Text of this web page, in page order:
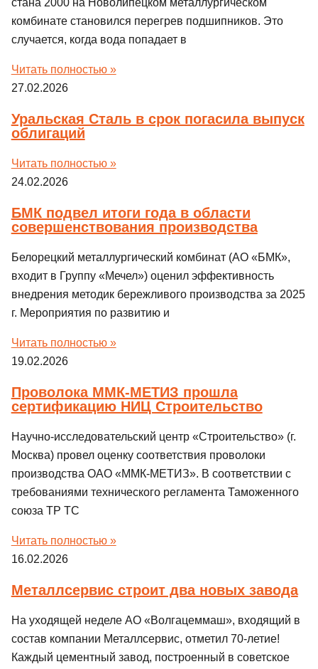
стана 2000 на Новолипецком металлургическом
комбинате становился перегрев подшипников. Это
случается, когда вода попадает в
Читать полностью »
27.02.2026
Уральская Сталь в срок погасила выпуск
облигаций
Читать полностью »
24.02.2026
БМК подвел итоги года в области
совершенствования производства
Белорецкий металлургический комбинат (АО «БМК»,
входит в Группу «Мечел») оценил эффективность
внедрения методик бережливого производства за 2025
г. Мероприятия по развитию и
Читать полностью »
19.02.2026
Проволока ММК-МЕТИЗ прошла
сертификацию НИЦ Строительство
Научно-исследовательский центр «Строительство» (г.
Москва) провел оценку соответствия проволоки
производства ОАО «ММК-МЕТИЗ». В соответствии с
требованиями технического регламента Таможенного
союза ТР ТС
Читать полностью »
16.02.2026
Металлсервис строит два новых завода
На уходящей неделе АО «Волгацеммаш», входящий в
состав компании Металлсервис, отметил 70-летие!
Каждый цементный завод, построенный в советское